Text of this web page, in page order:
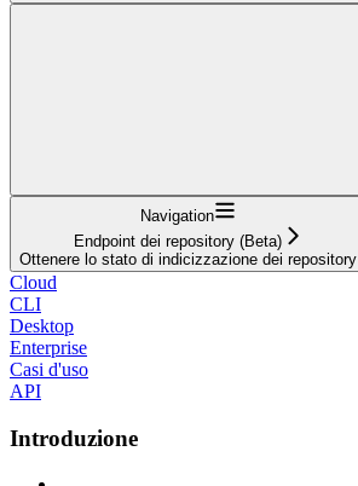
Navigation
Endpoint dei repository (Beta)
Ottenere lo stato di indicizzazione dei repository
Cloud
CLI
Desktop
Enterprise
Casi d'uso
API
Introduzione